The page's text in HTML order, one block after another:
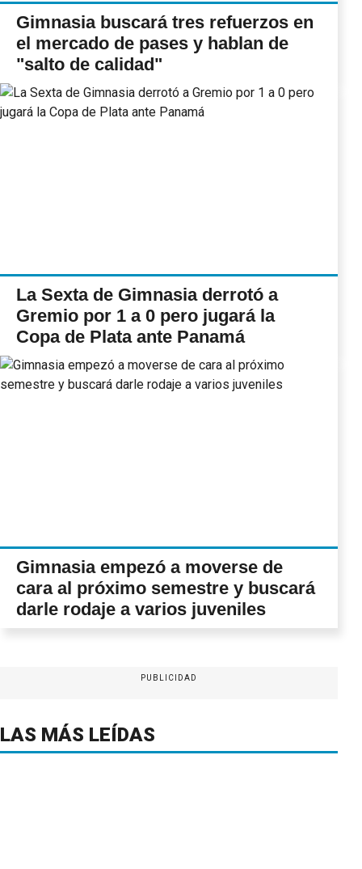
Gimnasia buscará tres refuerzos en
el mercado de pases y hablan de
"salto de calidad"
La Sexta de Gimnasia derrotó a
Gremio por 1 a 0 pero jugará la
Copa de Plata ante Panamá
Gimnasia empezó a moverse de
cara al próximo semestre y buscará
darle rodaje a varios juveniles
PUBLICIDAD
LAS MÁS LEÍDAS